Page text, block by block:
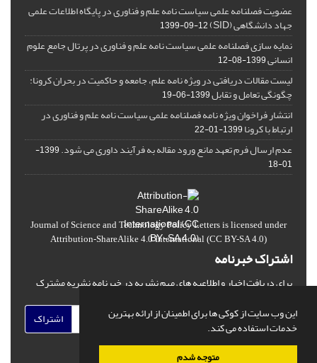
این وب سایت از کوکی ها برای اطمینان از ارائه بهترین
خدمات استفاده می کند.
متوجه شدم
عضویت فصلنامه علمی سیاست نامه علم و فناوری در پایگاه اطلاعات علمی
جهاد دانشگاهی (SID) 1399-09-12
نمایه سازی فصلنامه علمی سیاست نامه علم و فناوری در پرتال جامع علوم
انسانی1399-08-12
لیست مقالات دریافتی در ویژه نامه علم، جامعه و حاکمیت در بحران کرونا:
چگونگی تعامل و تقابل1399-06-19
انتشار فراخوان ویژه‏ نامه فصلنامه علمی سیاست نامه علم و فناوری در
ارتباط با کرونا1399-01-22
عدم ارسال فرم تعهد مانع ورود مقاله به فرآیند داوری می شود.
1399-
01-18
Journal of Science and Technology Policy Letters is licensed under
Attribution-ShareAlike 4.0 International (CC BY-SA 4.0)
اشتراک خبرنامه
برای دریافت اخبار و اطلاعیه های مهم نشریه در خبرنامه نشریه مشترک
اشتراک